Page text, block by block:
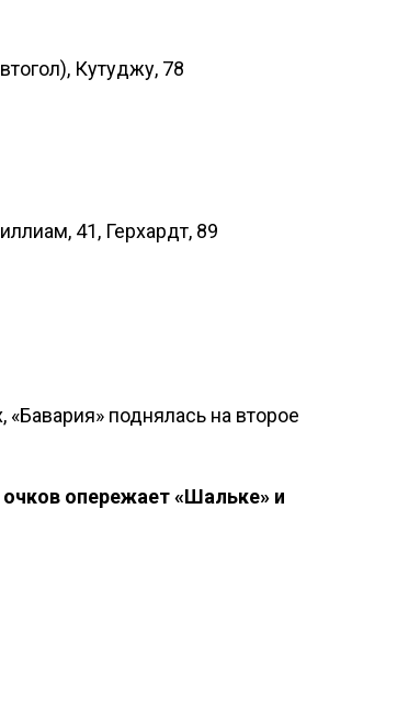
Кутуджу, 78
41, Герхардт, 89
очков опережает «Шальке» и